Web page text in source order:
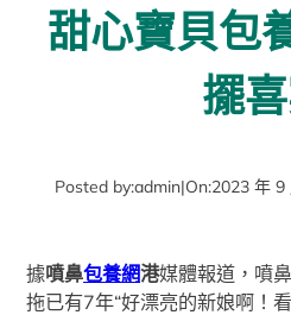
甜心寶貝包
擺
Posted by:admin|On:2023 年 9
據噴鼻包養網港媒體報道，噴
拖已有7年“好漂亮的新娘啊！